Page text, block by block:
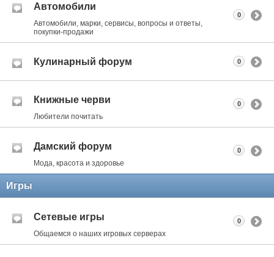
Автомобили
Автомобили, марки, сервисы, вопросы и ответы,
покупки-продажи
0
Кулинарный форум 0
Книжные черви
Любители почитать
0
Дамский форум
Мода, красота и здоровье
0
Игры
Сетевые игры
Общаемся о наших игровых серверах
0